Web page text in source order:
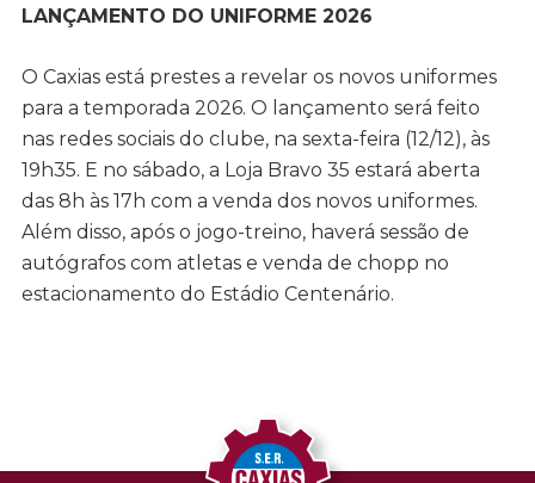
LANÇAMENTO DO UNIFORME 2026
O Caxias está prestes a revelar os novos uniformes
para a temporada 2026. O lançamento será feito
nas redes sociais do clube, na sexta-feira (12/12), às
19h35. E no sábado, a Loja Bravo 35 estará aberta
das 8h às 17h com a venda dos novos uniformes.
Além disso, após o jogo-treino, haverá sessão de
autógrafos com atletas e venda de chopp no
estacionamento do Estádio Centenário.